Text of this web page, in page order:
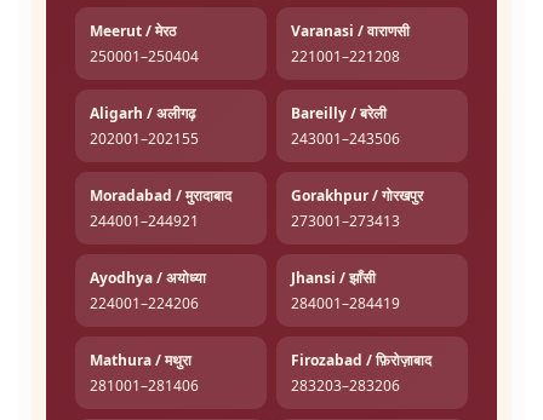
Meerut / मेरठ
250001–250404
Varanasi / वाराणसी
221001–221208
Aligarh / अलीगढ़
202001–202155
Bareilly / बरेली
243001–243506
Moradabad / मुरादाबाद
244001–244921
Gorakhpur / गोरखपुर
273001–273413
Ayodhya / अयोध्या
224001–224206
Jhansi / झाँसी
284001–284419
Mathura / मथुरा
281001–281406
Firozabad / फ़िरोज़ाबाद
283203–283206